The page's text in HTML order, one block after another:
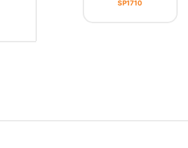
SP1710